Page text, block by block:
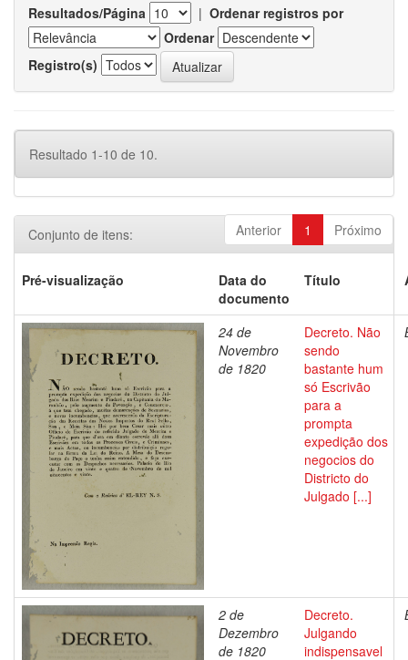
Resultados/Página | Ordenar registros por
Ordenar
Registro(s)
Resultado 1-10 de 10.
Anterior 1 Próximo
Conjunto de itens:
Pré-visualização
Data do
documento
Título
24 de
Novembro
de 1820
Decreto. Não
sendo
bastante hum
só Escrivão
para a
prompta
expedição dos
negocios do
Districto do
Julgado [...]
2 de
Dezembro
de 1820
Decreto.
Julgando
indispensavel